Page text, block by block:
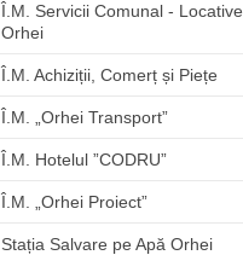
Î.M. Servicii Comunal - Locative
Orhei
Î.M. Achiziții, Comerț și Piețe
Î.M. „Orhei Transport”
Î.M. Hotelul ”CODRU”
Î.M. „Orhei Proiect”
Stația Salvare pe Apă Orhei